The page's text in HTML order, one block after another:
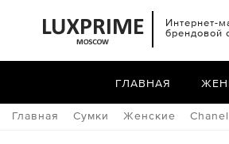
Интернет-
брендовой
ГЛАВНАЯ
Главная Сумки Женские Chanel